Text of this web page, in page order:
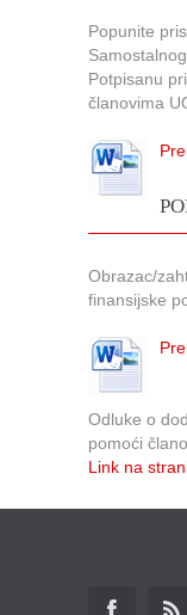
Popunite
Potpisanu
članovima
Obrazac/
finansijske
Odluke o
pomoći
Link na